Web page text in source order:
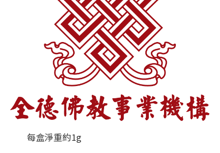
每盒淨重約1g